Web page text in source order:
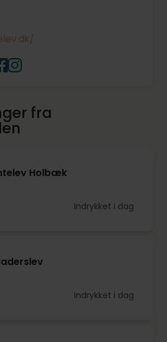
fra
Holbæk
Indrykket i dag
Indrykket i dag